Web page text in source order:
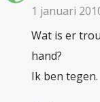
1 januari
Wat is er
hand?
Ik ben tegen.